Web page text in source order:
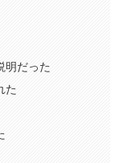
明だった
た